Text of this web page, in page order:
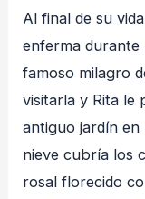
Al final de su
enferma
famoso milagro
visitarla y Rita le
antiguo jardín en
nieve cubría los
rosal florecido